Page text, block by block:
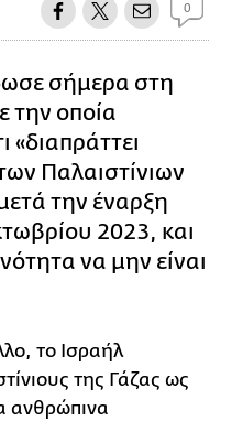
0
σήμερα στη
την οποία
«διαπράττει
Παλαιστίνιων
την έναρξη
2023, και
να μην είναι
το Ισραήλ
της Γάζας ως
ανθρώπινα